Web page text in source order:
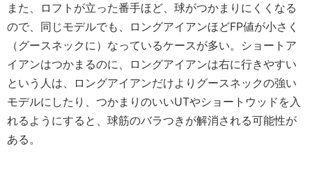
また、ロフトが立った番手ほど、球がつかまりにくくなる
ので、同じモデルでも、ロングアイアンほどFP値が小さく
（グースネックに）なっているケースが多い。ショートア
イアンはつかまるのに、ロングアイアンは右に行きやすい
という人は、ロングアイアンだけよりグースネックの強い
モデルにしたり、つかまりのいいUTやショートウッドを入
れるようにすると、球筋のバラつきが解消される可能性が
ある。